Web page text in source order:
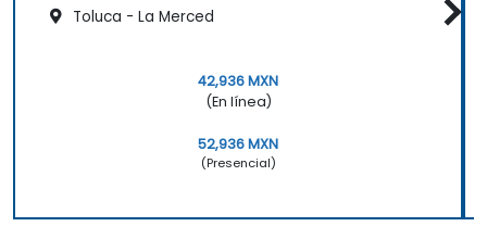
Toluca - La Merced
42,936 MXN
(En línea)
52,936 MXN
(Presencial)